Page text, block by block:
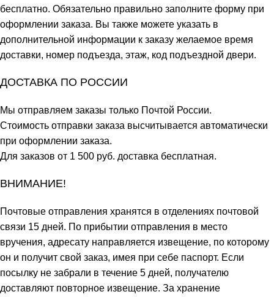
бесплатно. Обязательно правильно заполните форму при
оформлении заказа. Вы также можете указать в
дополнительной информации к заказу желаемое время
доставки, номер подъезда, этаж, код подъездной двери.
ДОСТАВКА ПО РОССИИ
Мы отправляем заказы только Почтой России.
Стоимость отправки заказа высчитывается автоматически
при оформлении заказа.
Для заказов от 1 500 руб. доставка бесплатная.
ВНИМАНИЕ!
Почтовые отправления хранятся в отделениях почтовой
связи 15 дней. По прибытии отправления в место
вручения, адресату направляется извещение, по которому
он и получит свой заказ, имея при себе паспорт. Если
посылку не забрали в течение 5 дней, получателю
доставляют повторное извещение. За хранение